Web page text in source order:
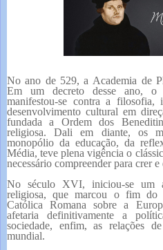
No ano de 529, a Academia de
Em um decreto desse ano, o
manifestou-se contra a filosofia,
desenvolvimento cultural em
fundada a Ordem dos
religiosa. Dali em diante, os
monopólio da educação, da
Média, teve plena vigência o
necessário compreender para crer
No século XVI, iniciou-se um
religiosa, que marcou o fim do
Católica Romana sobre a
afetaria definitivamente a
sociedade, enfim, as relações
mundial.